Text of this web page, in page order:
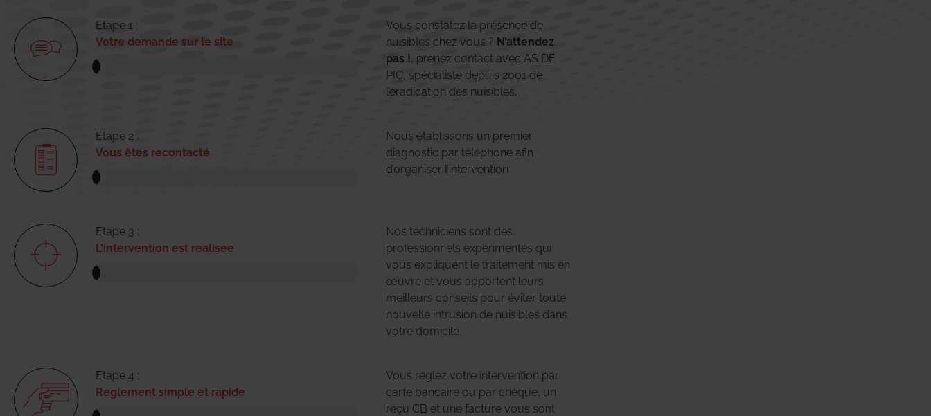
Etape 1 :
Votre demande sur le site
Vous constatez la présence de
nuisibles chez vous ? N’attendez
pas !, prenez contact avec AS DE
PIC, spécialiste depuis 2001 de
l’éradication des nuisibles.
Etape 2 :
Vous êtes recontacté
Nous établissons un premier
diagnostic par téléphone afin
d’organiser l’intervention
Etape 3 :
L'intervention est réalisée
Nos techniciens sont des
professionnels expérimentés qui
vous expliquent le traitement mis en
œuvre et vous apportent leurs
meilleurs conseils pour éviter toute
nouvelle intrusion de nuisibles dans
votre domicile.
Etape 4 :
Règlement simple et rapide
Vous réglez votre intervention par
carte bancaire ou par chèque, un
reçu CB et une facture vous sont